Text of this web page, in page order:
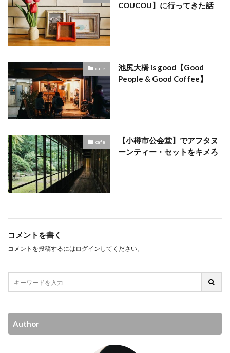
COUCOU】に行ってきた話
cafe
池尻大橋 is good【Good
People & Good Coffee】
cafe
【小樽市公会堂】でアフタヌ
ーンティー・セットをキメろ
コメントを書く
コメントを投稿するには ログイン してください。
Author